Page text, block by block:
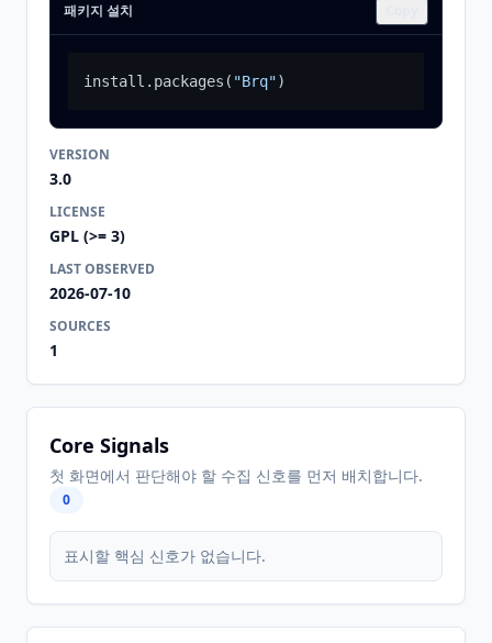
패키지 설치
install.packages ( "Brq")
VERSION
3.0
LICENSE
GPL (>= 3)
LAST OBSERVED
2026-07-10
SOURCES
1
Core Signals
첫 화면에서 판단해야 할 수집 신호를 먼저 배치합니다.
0
표시할 핵심 신호가 없습니다.